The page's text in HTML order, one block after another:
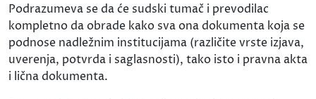
Podrazumeva se da će sudski tumač i prevodilac
kompletno da obrade kako sva ona dokumenta koja se
podnose nadležnim institucijama (različite vrste izjava,
uverenja, potvrda i saglasnosti), tako isto i pravna akta
i lična dokumenta.